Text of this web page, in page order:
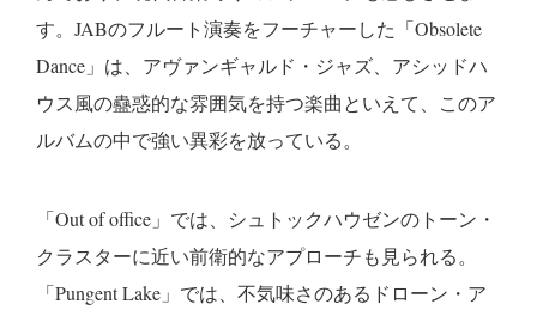
す。JABのフルート演奏をフーチャーした「Obsolete
Dance」は、アヴァンギャルド・ジャズ、アシッドハ
ウス風の蠱惑的な雰囲気を持つ楽曲といえて、このア
ルバムの中で強い異彩を放っている。
「Out of office」では、シュトックハウゼンのトーン・
クラスターに近い前衛的なアプローチも見られる。
「Pungent Lake」では、不気味さのあるドローン・ア